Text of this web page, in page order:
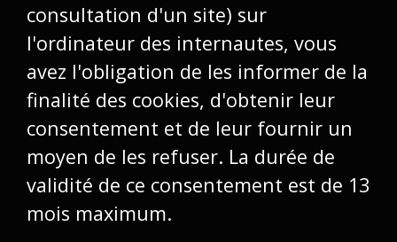
consultation d'un site) sur
l'ordinateur des internautes, vous
avez l'obligation de les informer de la
finalité des cookies, d'obtenir leur
consentement et de leur fournir un
moyen de les refuser. La durée de
validité de ce consentement est de 13
mois maximum.